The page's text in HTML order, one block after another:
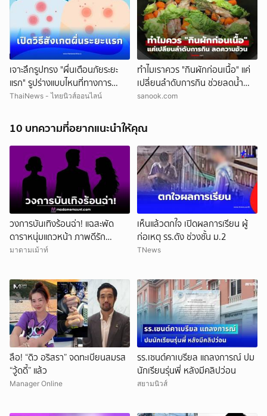
เจาะลึกรูปทรง "ผื่นเตือนภัยระยะ
แรก" รูปร่างแบบไหนที่ทางการ
แพทย์แนะให้ตรวจด่วน
ThaiNews - ไทยนิวส์ออนไลน์
ทำไมเราควร "กินผักก่อนเนื้อ" แค่
เปลี่ยนลำดับการกิน ช่วยลดน้ำ
หนัก
sanook.com
10 บทความที่อยากแนะนำให้คุณ
วงการบันเทิงร้อนฉ่า! แฉสะพัด
ดาราหนุ่มแถวหน้า ภาพดีรัก
ครอบครัว สามีนักร้องดัง แอบซุ่ม
มาดามเม้าท์
เห็นแล้วตกใจ เปิดผลการเรียน ผู้
ก่อเหตุ รร.ดัง ช่วงชั้น ม.2
TNews
ลือ! “ดิว อริสรา” จดทะเบียนสมรส
“วู้ดดี้” แล้ว
Manager Online
รร.เซนต์คาเบรียล แถลงการณ์ ปม
นักเรียนรุ่นพี่ หลังมีคลิปว่อน
สยามนิวส์